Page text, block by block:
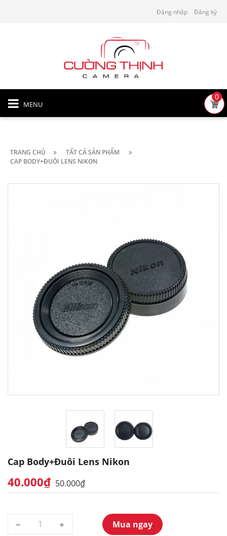
Đăng nhập Đăng ký
MENU
0
TRANG CHỦ
TẤT CẢ SẢN PHẨM
CAP BODY+ĐUÔI LENS NIKON
Cap Body+đuôi Lens Nikon
40.000₫ 50.000₫
Mua ngay